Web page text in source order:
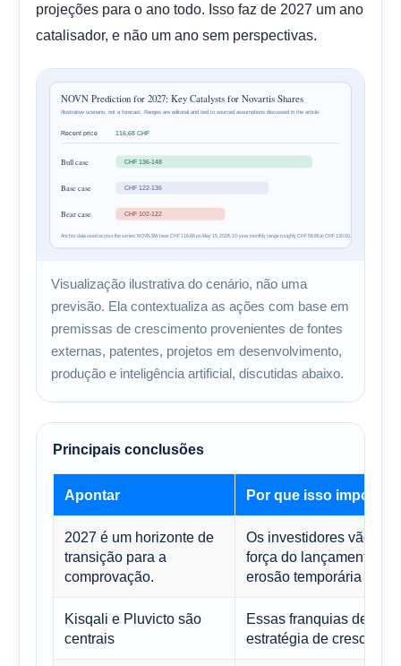
projeções para o ano todo. Isso faz de 2027 um ano
catalisador, e não um ano sem perspectivas.
Visualização ilustrativa do cenário, não uma
previsão. Ela contextualiza as ações com base em
premissas de crescimento provenientes de fontes
externas, patentes, projetos em desenvolvimento,
produção e inteligência artificial, discutidas abaixo.
Principais conclusões
Apontar Por que isso importa
2027 é um horizonte de
transição para a
comprovação.
Os investidores vão
força do lançamento
erosão temporária em
Kisqali e Pluvicto são
centrais
Essas franquias
estratégia de